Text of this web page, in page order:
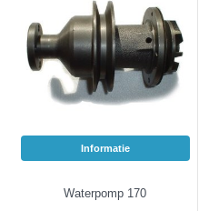
Informatie
Waterpomp 170